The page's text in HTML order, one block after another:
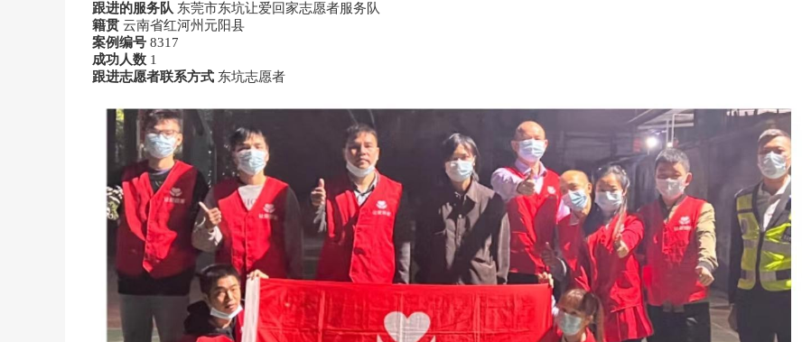
跟进的服务队 东莞市东坑让爱回家志愿者服务队
籍贯 云南省红河州元阳县
案例编号 8317
成功人数 1
跟进志愿者联系方式 东坑志愿者